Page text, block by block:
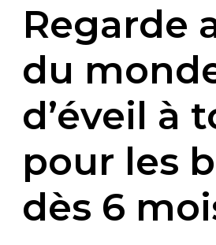
Regarde
du
d’éveil à
pour les
dès 6